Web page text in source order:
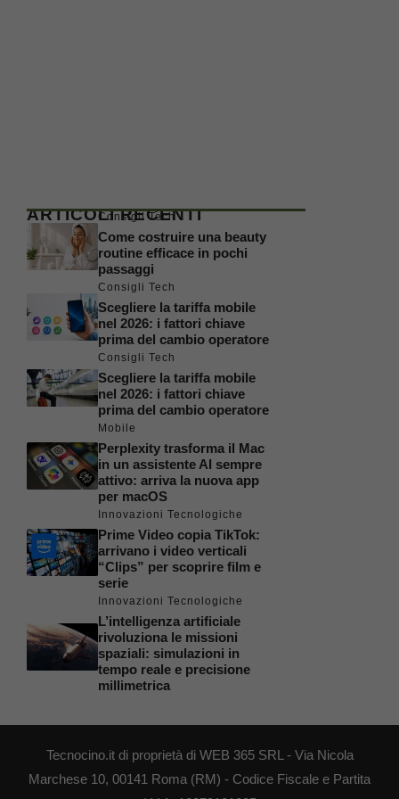
ARTICOLI RECENTI
Consigli Tech
Come costruire una beauty
routine efficace in pochi
passaggi
Consigli Tech
Scegliere la tariffa mobile
nel 2026: i fattori chiave
prima del cambio operatore
Consigli Tech
Scegliere la tariffa mobile
nel 2026: i fattori chiave
prima del cambio operatore
Mobile
Perplexity trasforma il Mac
in un assistente AI sempre
attivo: arriva la nuova app
per macOS
Innovazioni Tecnologiche
Prime Video copia TikTok:
arrivano i video verticali
“Clips” per scoprire film e
serie
Innovazioni Tecnologiche
L’intelligenza artificiale
rivoluziona le missioni
spaziali: simulazioni in
tempo reale e precisione
millimetrica
Tecnocino.it di proprietà di WEB 365 SRL - Via Nicola
Marchese 10, 00141 Roma (RM) - Codice Fiscale e Partita